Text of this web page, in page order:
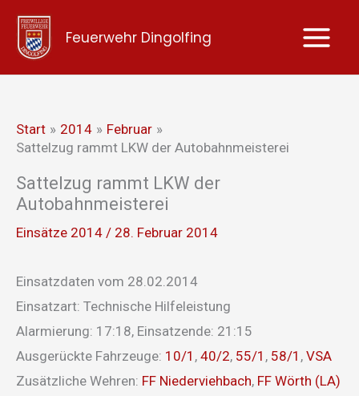
Zum
Inhalt
springen
Feuerwehr Dingolfing
Start 2014
Februar
Sattelzug rammt LKW der Autobahnmeisterei
Sattelzug rammt LKW der
Autobahnmeisterei
Einsätze 2014 / 28. Februar 2014
Einsatzdaten vom 28.02.2014
Einsatzart: Technische Hilfeleistung
Alarmierung: 17:18, Einsatzende: 21:15
Ausgerückte Fahrzeuge: 10/1 , 40/2, 55/1 , 58/1 , VSA
Zusätzliche Wehren: FF Niederviehbach, FF Wörth (LA)